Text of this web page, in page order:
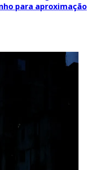
para aproximação